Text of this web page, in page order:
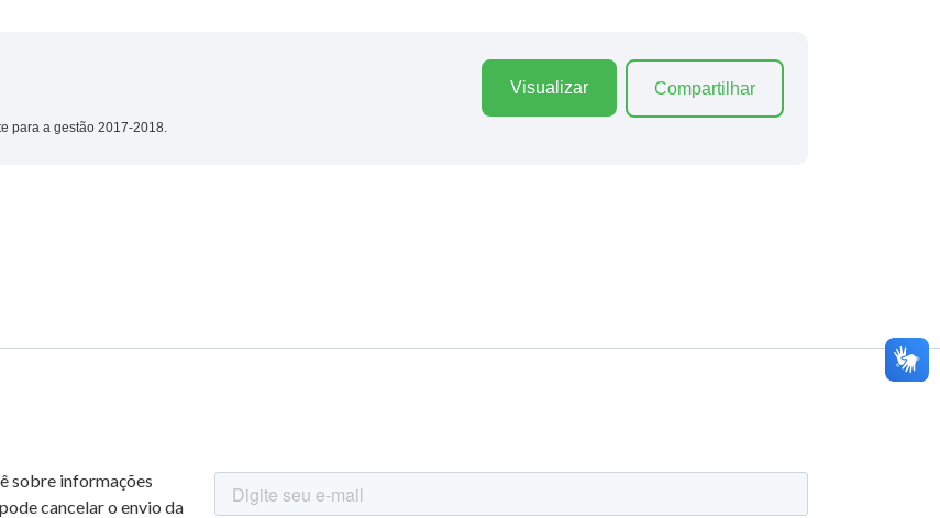
para a gestão 2017-2018.
Visualizar Compartilhar
sobre informações
cancelar o envio da